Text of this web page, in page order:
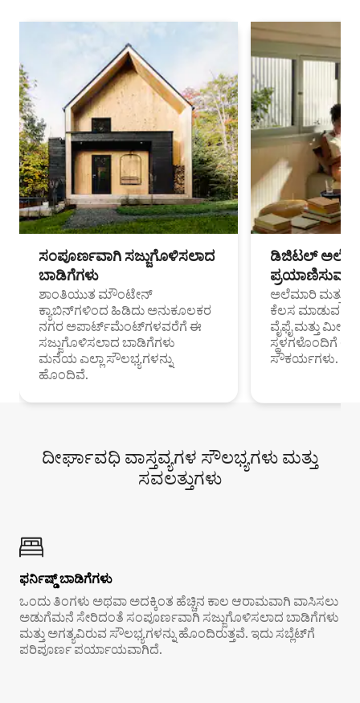
ಸಂಪೂರ್ಣವಾಗಿ ಸಜ್ಜುಗೊಳಿಸಲಾದ
ಬಾಡಿಗೆಗಳು
ಶಾಂತಿಯುತ ಮೌಂಟೇನ್
ಕ್ಯಾಬಿನ್‌ಗಳಿಂದ ಹಿಡಿದು ಅನುಕೂಲಕರ
ನಗರ ಅಪಾರ್ಟ್‌ಮೆಂಟ್‌ಗಳವರೆಗೆ ಈ
ಸಜ್ಜುಗೊಳಿಸಲಾದ ಬಾಡಿಗೆಗಳು
ಮನೆಯ ಎಲ್ಲಾ ಸೌಲಭ್ಯಗಳನ್ನು
ಹೊಂದಿವೆ.
ಡಿಜಿಟಲ್
ಪ್ರಯಾಣಿಸುವ
ಅಲೆಮಾರಿ ಮತ್ತು
ಕೆಲಸ ಮಾಡುವ
ವೈಫೈ ಮತ್ತು
ಸ್ಥಳಗಳೊಂದಿಗೆ
ಸೌಕರ್ಯಗಳು.
ದೀರ್ಘಾವಧಿ ವಾಸ್ತವ್ಯಗಳ ಸೌಲಭ್ಯಗಳು ಮತ್ತು
ಸವಲತ್ತುಗಳು
ಫರ್ನಿಷ್ಡ್ ಬಾಡಿಗೆಗಳು
ಒಂದು ತಿಂಗಳು ಅಥವಾ ಅದಕ್ಕಿಂತ ಹೆಚ್ಚಿನ ಕಾಲ ಆರಾಮವಾಗಿ ವಾಸಿಸಲು
ಅಡುಗೆಮನೆ ಸೇರಿದಂತೆ ಸಂಪೂರ್ಣವಾಗಿ ಸಜ್ಜುಗೊಳಿಸಲಾದ ಬಾಡಿಗೆಗಳು
ಮತ್ತು ಅಗತ್ಯವಿರುವ ಸೌಲಭ್ಯಗಳನ್ನು ಹೊಂದಿರುತ್ತವೆ. ಇದು ಸಬ್ಲೆಟ್‌ಗೆ
ಪರಿಪೂರ್ಣ ಪರ್ಯಾಯವಾಗಿದೆ.